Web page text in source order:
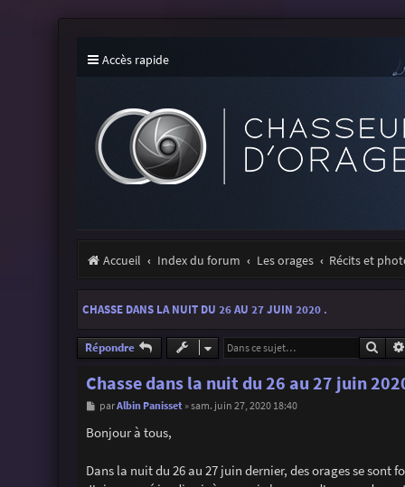
Accès rapide
Accueil Index du forum Les orages Récits et
CHASSE DANS LA NUIT DU 26 AU 27 JUIN 2020 .
Répondre
Chasse dans la nuit du 26 au 27 juin
M
s
s
e
parAlbin Panisset»sam. juin 27, 2020 18:40
Bonjour à tous,
Dans la nuit du 26 au 27 juin dernier, des orages se